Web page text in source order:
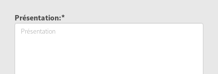
Présentation:*